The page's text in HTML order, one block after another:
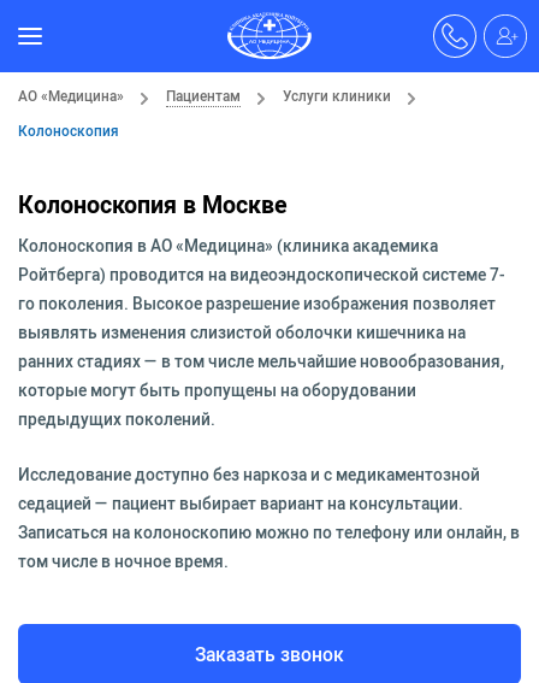
АО «Медицина» Пациентам
Услуги клиники
Колоноскопия
Колоноскопия в Москве
Колоноскопия в АО «Медицина» (клиника академика
Ройтберга) проводится на видеоэндоскопической системе 7-
го поколения. Высокое разрешение изображения позволяет
выявлять изменения слизистой оболочки кишечника на
ранних стадиях — в том числе мельчайшие новообразования,
которые могут быть пропущены на оборудовании
предыдущих поколений.
Исследование доступно без наркоза и с медикаментозной
седацией — пациент выбирает вариант на консультации.
Записаться на колоноскопию можно по телефону или онлайн, в
том числе в ночное время.
Заказать звонок